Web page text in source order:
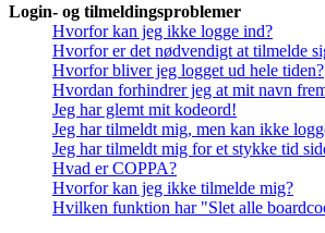
Login- og tilmeldingsproblemer
Hvorfor kan jeg ikke logge ind?
Hvorfor er det nødvendigt at tilmelde
Hvorfor bliver jeg logget ud hele tiden?
Hvordan forhindrer jeg at mit navn
Jeg har glemt mit kodeord!
Jeg har tilmeldt mig, men kan ikke
Jeg har tilmeldt mig for et stykke tid
Hvad er COPPA?
Hvorfor kan jeg ikke tilmelde mig?
Hvilken funktion har "Slet alle